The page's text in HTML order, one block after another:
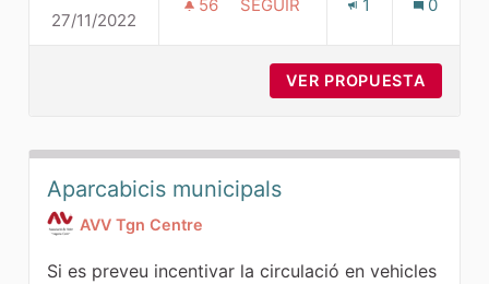
27/11/2022
56 56 SEGUIDORAS
SEGUIR 1 0
VER PROPUESTA
Aparcabicis municipals
AVV Tgn Centre
Si es preveu incentivar la circulació en vehicles